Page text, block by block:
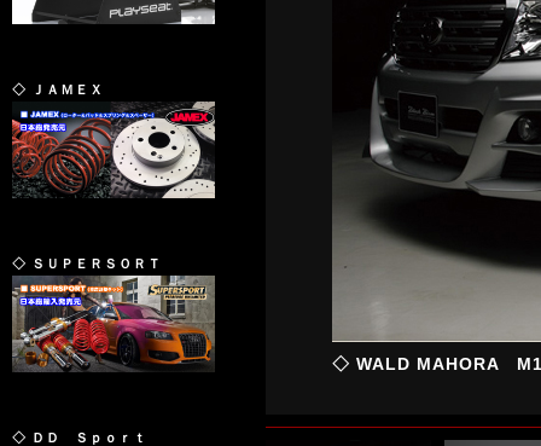
◇ ＪＡＭＥＸ
◇ ＳＵＰＥＲＳＯＲＴ
◇ ＤＤ Ｓｐｏｒｔ
◇ WALD MAHORA